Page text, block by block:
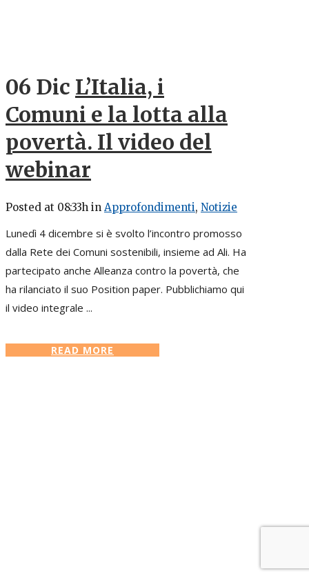
06 Dic L’Italia, i
Comuni e la lotta alla
povertà. Il video del
webinar
Posted at 08:33h in Approfondimenti, Notizie
Lunedì 4 dicembre si è svolto l’incontro promosso
dalla Rete dei Comuni sostenibili, insieme ad Ali. Ha
partecipato anche Alleanza contro la povertà, che
ha rilanciato il suo Position paper. Pubblichiamo qui
il video integrale ...
READ MORE